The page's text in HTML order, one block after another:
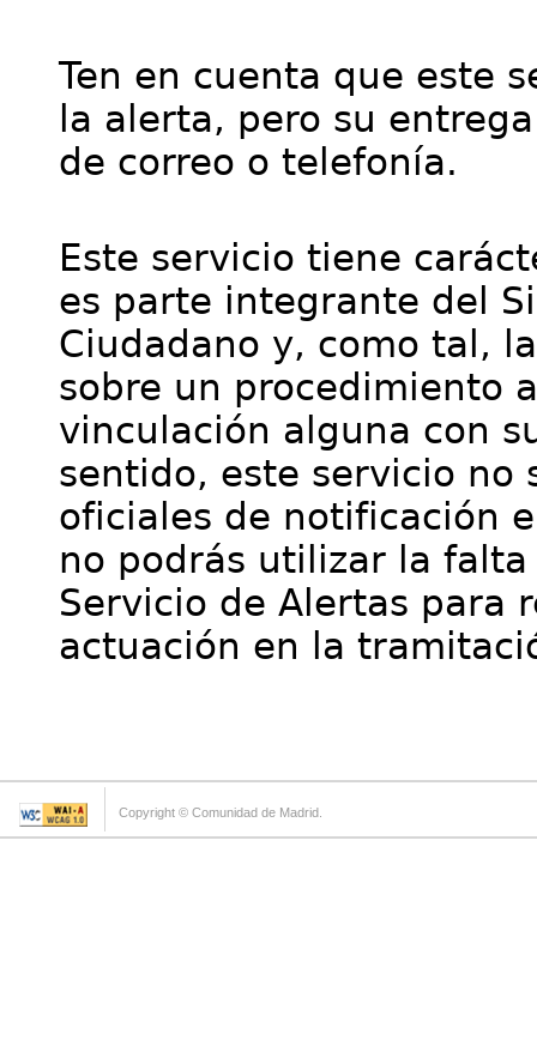
Ten en cuenta que este
la alerta, pero su
de correo o telefonía.
Este servicio tiene
es parte integrante del
Ciudadano y, como tal,
sobre un procedimiento
vinculación alguna con
sentido, este servicio no
oficiales de notificación
no podrás utilizar la
Servicio de Alertas para
actuación en la
Copyright © Comunidad de Madrid.